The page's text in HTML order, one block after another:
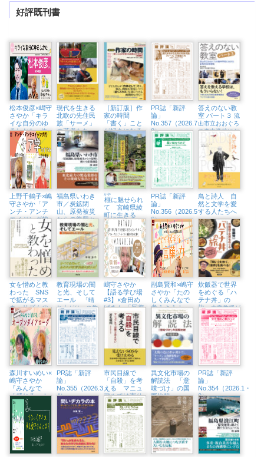
好評既刊書
松本俊彦×嶋守
さやか「キラ
イな自分のゆ
るしかた〜依
存と回復から考
えるこころをほ
どく処方箋〜」
（東京中延・
隣町珈琲 9/18
㈮）
現代を生きる
北欧の先住民
族「サーメ」
の若者たち
北極圏と二風谷
をめぐる旅
［新訂版］作
家の時間
「書く」こと
が好きになる
教え方・学び
方【実践編】
PR誌「新評
論」
No.357（2026.7・
8）
答えのない教
室 パート３ 流
山市立おおぐろ
の森中学校にお
ける全教科改革
戦略
上野千鶴子×嶋
守さやか「ア
ンチ・アンチ
エイジング的
ケア学のすす
め」（東京中
延・隣町珈琲
7/12㈰）
福島県いわき
市／炭鉱閉
山、原発被災
からの復興と
新たな産業創
造
榧
かや
に魅せられ
て 宮崎県綾
町に生きる
「現代の名
工」熊須健一
PR誌「新評
論」
No.356（2026.5・
6）
鳥と詩人 自
然と文学を愛
する人たちへ
女を憎めと教
わった SNS
で拡がるマス
キュリズムの
闇
教育現場の闇
と光、そして
エール
「晴
れ上がり」の教
育は訪れるのか
嶋守さやか
【語る学び場
#3】×倉田め
ばさん 「回復
に殺されない
ために」（浅
草・Readin’
Writin BOOK
STORE 6/19
㈮）
副島賢和×嶋守
さやか「たの
しくみんなで
考えよう！
こころの居場
所をつくる言
葉の力」（東
京中延・隣町
珈琲 5/22㈮）
炊飯器で世界
をめぐる「ハ
テナ丼」の
旅大学教授が
「問い」を炊い
て世界を食べる
森川すいめい×
嶋守さやか
『みんなで
「感じる」！
オープンダイ
アローグ』
（東京中延・
隣町珈琲
3/21（土））
PR誌「新評
論」
No.355（2026.3・
4）
市民目線で
「自殺」を考
える マニュ
アルでは寄り
添えない
異文化市場の
解読法 「意
味づけ」の国
際比較
PR誌「新評
論」
No.354（2026.1・
2）